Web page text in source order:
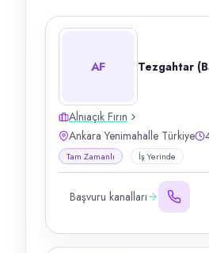
AF Tezgahtar
Alnıaçık Fırın
Ankara Yenimahalle Türkiye
Tam Zamanlı İş Yerinde
Başvuru kanalları